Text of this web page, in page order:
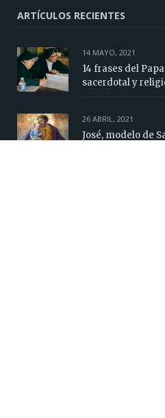
ARTÍCULOS RECIENTES
14 MAYO, 2021
14 frases del
sacerdotal y
26 ABRIL, 2021
José, modelo de